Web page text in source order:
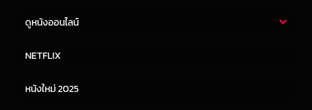
ดูหนังออนไลน์
หนังจีน
NETFLIX
หนังใหม่ 2025